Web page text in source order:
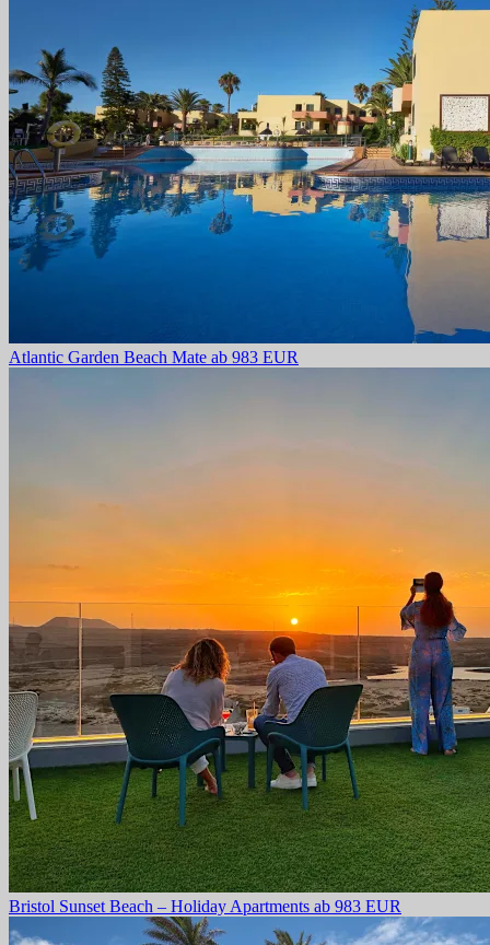
Atlantic Garden Beach Mate ab 983 EUR
Bristol Sunset Beach – Holiday Apartments ab 983 EUR